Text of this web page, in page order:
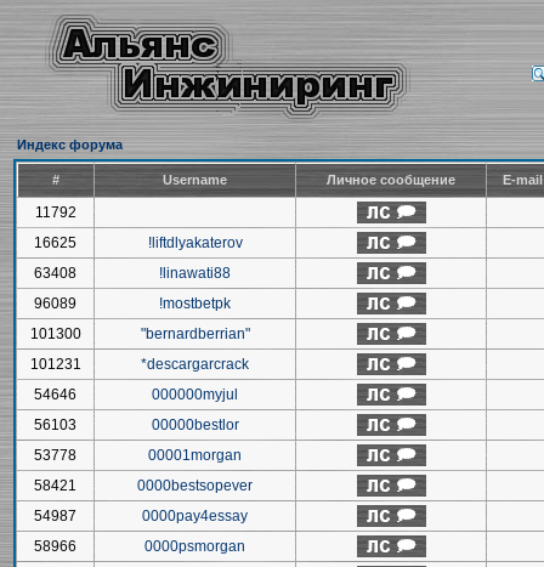
Индекс форума
# Username Личное сообщение E-
11792
16625
!liftdlyakaterov
63408
!linawati88
96089
!mostbetpk
101300
"bernardberrian"
101231
*descargarcrack
54646
000000myjul
56103
00000bestlor
53778
00001morgan
58421
0000bestsopever
54987
0000pay4essay
58966
0000psmorgan